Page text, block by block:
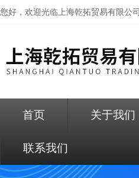
您好，欢迎光临上海乾拓贸易有限公司
首页 关于我们
联系我们